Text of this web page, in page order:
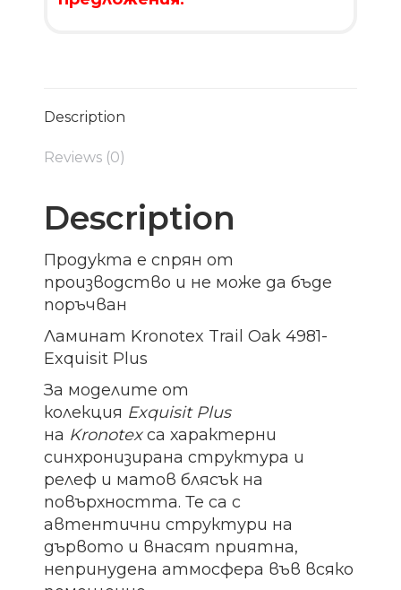
Description
Reviews (0)
Description
Продукта е спрян от
производство и не може да бъде
поръчван
Ламинат Kronotex Trail Oak 4981-
Exquisit Plus
За моделите от
колекция Exquisit Plus
на Kronotexса характерни
синхронизирана структура и
релеф и матов блясък на
повърхността. Те са с
автентични структури на
дървото и внасят приятна,
непринудена атмосфера във всяко